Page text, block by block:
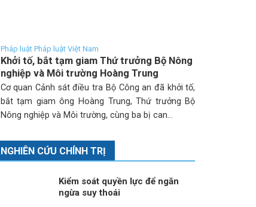
Pháp luật Pháp luật Việt Nam
Khởi tố, bắt tạm giam Thứ trưởng Bộ Nông
nghiệp và Môi trường Hoàng Trung
Cơ quan Cảnh sát điều tra Bộ Công an đã khởi tố,
bắt tạm giam ông Hoàng Trung, Thứ trưởng Bộ
Nông nghiệp và Môi trường, cùng ba bị can...
NGHIÊN CỨU CHÍNH TRỊ
Kiểm soát quyền lực để ngăn
ngừa suy thoái